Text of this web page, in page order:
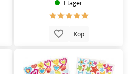
I lager
Köp